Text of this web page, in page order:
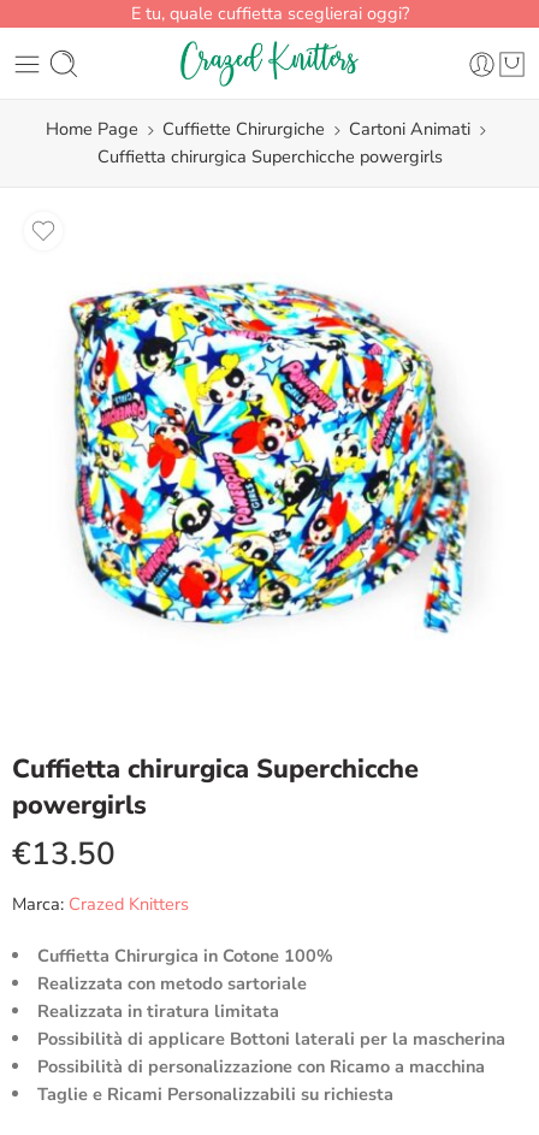
E tu, quale cuffietta sceglierai oggi?
Home Page Cuffiette Chirurgiche
Cartoni Animati
Cuffietta chirurgica Superchicche powergirls
Cuffietta chirurgica Superchicche
powergirls
€13.50
Marca: Crazed Knitters
Cuffietta Chirurgica in Cotone 100%
Realizzata con metodo sartoriale
Realizzata in tiratura limitata
Possibilità di applicare Bottoni laterali per la mascherina
Possibilità di personalizzazione con Ricamo a macchina
Taglie e Ricami Personalizzabili su richiesta